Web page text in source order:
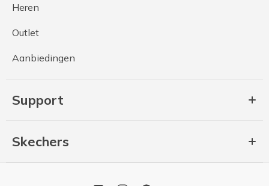
Heren
Outlet
Aanbiedingen
Support
Skechers